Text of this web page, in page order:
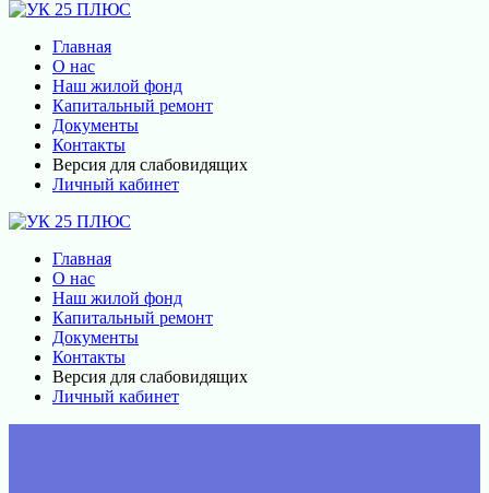
Главная
О нас
Наш жилой фонд
Капитальный ремонт
Документы
Контакты
Версия для слабовидящих
Личный кабинет
Главная
О нас
Наш жилой фонд
Капитальный ремонт
Документы
Контакты
Версия для слабовидящих
Личный кабинет